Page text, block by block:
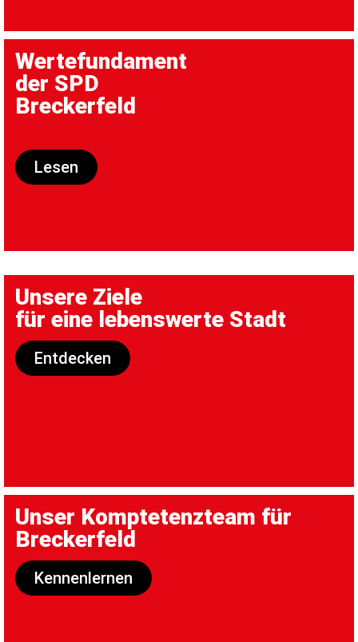
Wertefundament
der SPD
Breckerfeld
Lesen
Unsere Ziele
für eine lebenswerte Stadt
Entdecken
Unser Komptetenzteam für
Breckerfeld
Kennenlernen